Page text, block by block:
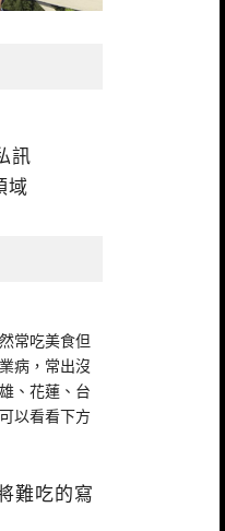
訊
域
常吃美食但
病，常出沒
、花蓮、台
以看看下方
難吃的寫